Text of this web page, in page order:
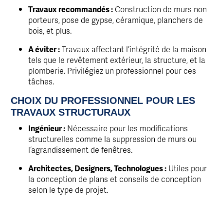
Travaux recommandés : Construction de murs non
porteurs, pose de gypse, céramique, planchers de
bois, et plus.
A éviter :Travaux affectant l’intégrité de la maison
tels que le revêtement extérieur, la structure, et la
plomberie. Privilégiez un professionnel pour ces
tâches.
CHOIX DU PROFESSIONNEL POUR LES
TRAVAUX STRUCTURAUX
Ingénieur : Nécessaire pour les modifications
structurelles comme la suppression de murs ou
l’agrandissement de fenêtres.
Architectes, Designers, Technologues : Utiles pour
la conception de plans et conseils de conception
selon le type de projet.